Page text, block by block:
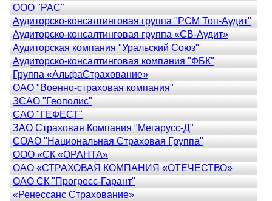
ООО "РАС"
Аудиторско-консалтинговая группа "РСМ Топ-Аудит"
Аудиторско-консалтинговая группа «СВ-Аудит»
Аудиторская компания "Уральский Союз"
Аудиторско-консалтинговая компания "ФБК"
Группа «АльфаСтрахование»
ОАО "Военно-страховая компания"
ЗСАО "Геополис"
САО "ГЕФЕСТ"
ЗАО Страховая Компания "Мегарусс-Д"
СОАО "Национальная Страховая Группа"
ООО «СК «ОРАНТА»
ОАО «СТРАХОВАЯ КОМПАНИЯ «ОТЕЧЕСТВО»
ОАО СК "Прогресс-Гарант"
«Ренессанс Страхование»